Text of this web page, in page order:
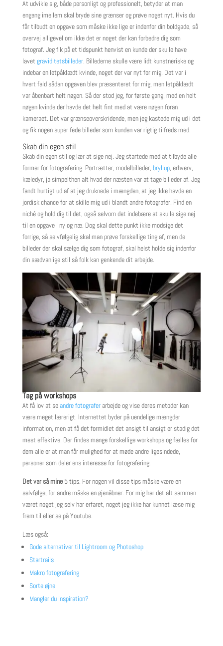
At udvikle sig, både personligt og professionelt, betyder at man
engang imellem skal bryde sine grænser og prøve noget nyt. Hvis du
får tilbudt en opgave som måske ikke lige er indenfor din boldgade, så
overvej alligevel om ikke det er noget der kan forbedre dig som
fotograf. Jeg fik på et tidspunkt henvist en kunde der skulle have
lavet graviditetsbilleder. Billederne skulle være lidt kunstneriske og
indebar en letpåklædt kvinde, noget der var nyt for mig. Det var i
hvert fald sådan opgaven blev præsenteret for mig, men letpåklædt
var åbenbart helt nøgen. Så der stod jeg, for første gang, med en helt
nøgen kvinde der havde det helt fint med at være nøgen foran
kameraet. Det var grænseoverskridende, men jeg kastede mig ud i det
og fik nogen super fede billeder som kunden var rigtig tilfreds med.
Skab din egen stil
Skab din egen stil og lær at sige nej. Jeg startede med at tilbyde alle
former for fotografering. Portrætter, modelbilleder, bryllup, erhverv,
kæledyr, ja simpelthen alt hvad der næsten var at tage billeder af. Jeg
fandt hurtigt ud af at jeg druknede i mængden, at jeg ikke havde en
jordisk chance for at skille mig ud i blandt andre fotografer. Find en
niché og hold dig til det, også selvom det indebære at skulle sige nej
til en opgave i ny og næ. Dog skal dette punkt ikke modsige det
forrige, så selvfølgelig skal man prøve forskellige ting af, men de
billeder der skal sælge dig som fotograf, skal helst holde sig indenfor
din sædvanlige stil så folk kan genkende dit arbejde.
Tag på workshops
At få lov at se andre fotograferarbejde og vise deres metoder kan
være meget lærerigt. Internettet byder på uendelige mængder
information, men at få det formidlet det ansigt til ansigt er stadig det
mest effektive. Der findes mange forskellige workshops og fælles for
dem alle er at man får mulighed for at møde andre ligesindede,
personer som deler ens interesse for fotografering.
Det var såmine5 tips. For nogen vil disse tips måske være en
selvfølge, for andre måske en øjenåbner. For mig har det alt sammen
været noget jeg selv har erfaret, noget jeg ikke har kunnet læse mig
frem til eller se på Youtube.
Læs også:
Gode alternativer til Lightroom og Photoshop
Startrails
Makro fotografering
Sorte øjne
Mangler du inspiration?